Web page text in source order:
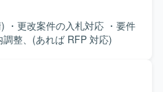
・更改案件の入札対応 ・要件
整、(あれば RFP 対応)